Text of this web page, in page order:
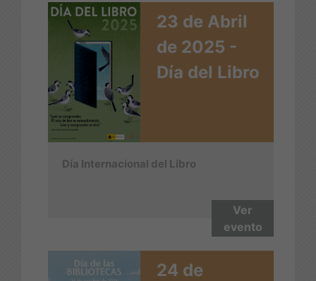
23 de Abril
de 2025 -
Día del Libro
Día Internacional del Libro
Ver
evento
24 de